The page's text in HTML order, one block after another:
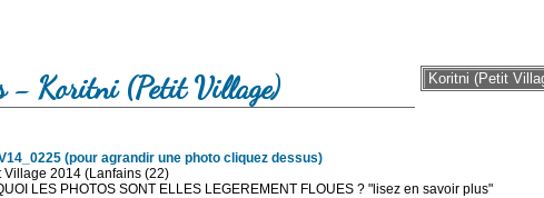
- Koritni (Petit Village)
(pour agrandir une photo cliquez dessus)
Village 2014 (Lanfains (22)
LES PHOTOS SONT ELLES LEGEREMENT FLOUES ? "lisez en savoir plus"